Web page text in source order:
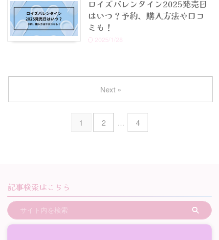
ロイズバレンタイン2025発売日
はいつ？予約、購入方法や口コ
ミも！
2025/1/28
1 2 … 4
Next »
記事検索はこちら